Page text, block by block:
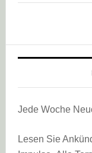
Jede Woche
Lesen Sie